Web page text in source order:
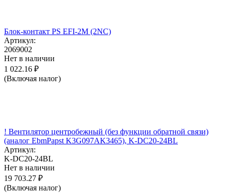
Блок-контакт PS EFI-2M (2NC)
Артикул:
2069002
Нет в наличии
1 022.16 ₽
(Включая налог)
! Вентилятор центробежный (без функции обратной связи)
(аналог EbmPapst K3G097AK3465), K-DC20-24BL
Артикул:
K-DC20-24BL
Нет в наличии
19 703.27 ₽
(Включая налог)